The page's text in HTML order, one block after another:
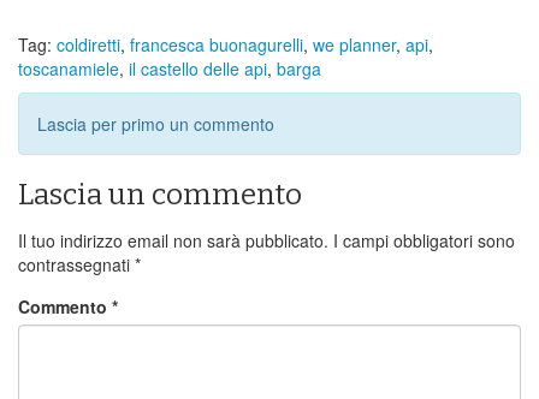
Tag: coldiretti, francesca buonagurelli, we planner, api,
toscanamiele, il castello delle api, barga
Lascia per primo un commento
Lascia un commento
Il tuo indirizzo email non sarà pubblicato. I campi obbligatori sono
contrassegnati *
Commento *